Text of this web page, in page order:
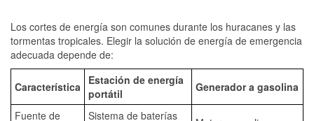
Los cortes de energía son comunes durante los huracanes y las
tormentas tropicales. Elegir la solución de energía de emergencia
adecuada depende de:
Característica
Estación de energía
portátil
Generador a gasolina
Fuente de Sistema de baterías